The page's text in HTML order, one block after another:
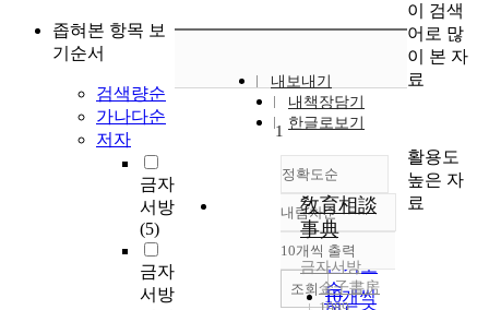
좁혀본 항목 보
기순서
검색량순
가나다순
저자
금자
서방
(5)
금자
서방
내보내기
내책장담기
한글로보기
정확도순
정확도
순
인기도
순
내림차순
내림차순
10개씩 출력
10개씩
조회
1
敎育相談
事典
금자서방
金子書房
이 검색
어로 많
이 본 자
료
활용도
높은 자
료